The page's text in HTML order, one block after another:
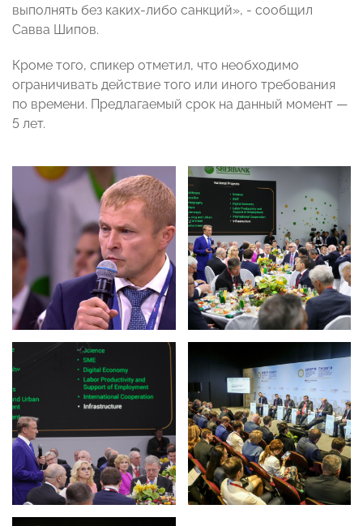
выполнять без каких-либо санкций», - сообщил
Савва Шипов.
Кроме того, спикер отметил, что необходимо
ограничивать действие того или иного требования
по времени. Предлагаемый срок на данный момент —
5 лет.